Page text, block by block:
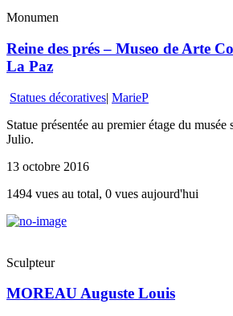
Monumen
Reine des prés – Museo de Arte
La Paz
Statues décoratives| MarieP
Statue présentée au premier étage du musée
Julio.
13 octobre 2016
1494 vues au total, 0 vues aujourd'hui
Sculpteur
MOREAU Auguste Louis